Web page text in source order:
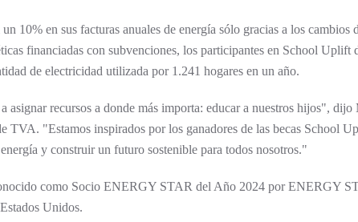
10% en sus facturas anuales de energía sólo gracias a los cambios
financiadas con subvenciones, los participantes en School Uplift
de electricidad utilizada por 1.241 hogares en un año.
asignar recursos a donde más importa: educar a nuestros hijos", dijo
TVA. "Estamos inspirados por los ganadores de las becas School
y construir un futuro sostenible para todos nosotros."
como Socio ENERGY STAR del Año 2024 por ENERGY
Unidos.